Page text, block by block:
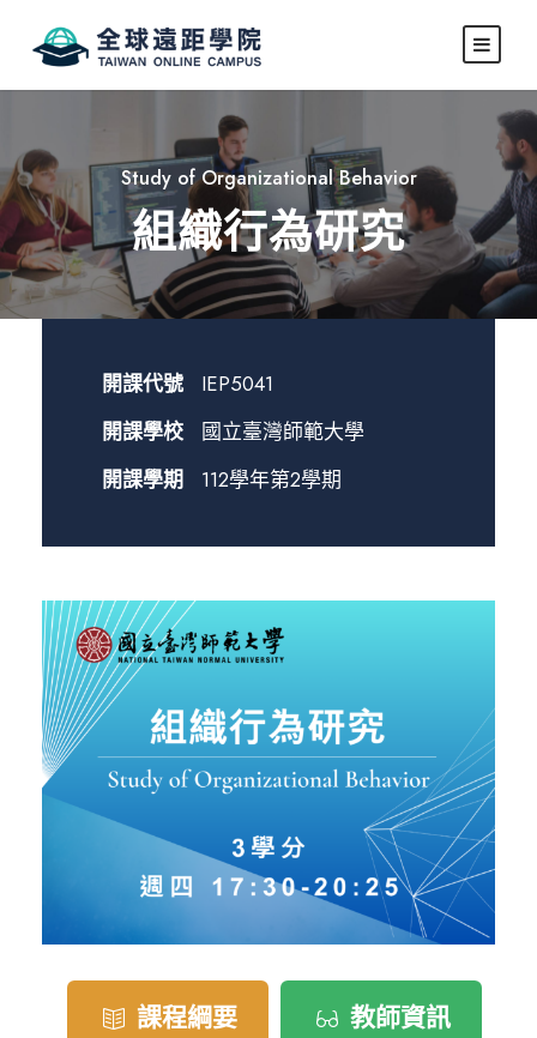
Study of Organizational Behavior
組織行為研究
開課代號
IEP5041
開課學校
國立臺灣師範大學
開課學期
112學年第2學期
課程綱要 教師資訊